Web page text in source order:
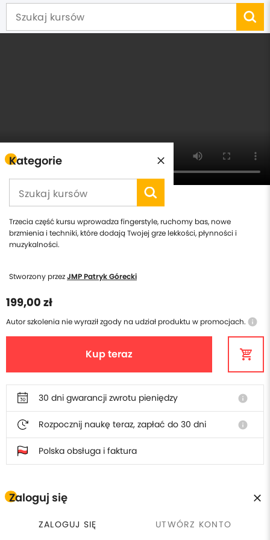
Kategorie
Zaloguj się
ZALOGUJ SIĘ UTWÓRZ KONTO
Kurs gry na gitarze cz.3
Trzecia część kursu wprowadza fingerstyle, ruchomy bas, nowe
brzmienia i techniki, które dodają Twojej grze lekkości, płynności i
muzykalności.
Stworzony przezJMP Patryk Górecki
199,00 zł
Autor szkolenia nie wyraził zgody na udział produktu w promocjach. info
Kup teraz
30 dni gwarancji zwrotu pieniędzy info
Rozpocznij naukę teraz, zapłać do 30 dni info
Polska obsługa i faktura
W cenie szkolenia otrzymasz